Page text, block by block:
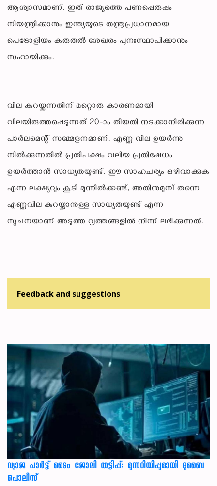
ആശ്വാസമാണ്. ഇത് രാജ്യത്തെ പണപ്പെരുപ്പം
നിയന്ത്രിക്കാനും ഇന്ത്യയുടെ തന്ത്രപ്രധാനമായ
പെട്രോളിയം കരുതല്‍ ശേഖരം പുനഃസ്ഥാപിക്കാനും
സഹായിക്കും.
വില കുറയ്ക്കുന്നതിന് മറ്റൊരു കാരണമായി
വിലയിരുത്തപ്പെടുന്നത് 20-ാം തീയതി നടക്കാനിരിക്കുന്ന
പാര്‍ലമെന്റ് സമ്മേളനമാണ്. എണ്ണ വില ഉയര്‍ന്നു
നില്‍ക്കുന്നതില്‍ പ്രതിപക്ഷം വലിയ പ്രതിഷേധം
ഉയര്‍ത്താന്‍ സാധ്യതയുണ്ട്. ഈ സാഹചര്യം ഒഴിവാക്കുക
എന്ന ലക്ഷ്യവും കൂടി മുന്നില്‍ക്കണ്ട്, അതിനുമുമ്പ് തന്നെ
എണ്ണവില കുറയ്ക്കാനുള്ള സാധ്യതയുണ്ട് എന്ന
സൂചനയാണ് അടുത്ത വൃത്തങ്ങളില്‍ നിന്ന് ലഭിക്കുന്നത്.
Feedback and suggestions
വ്യാജ പാർട്ട് ടൈം ജോലി തട്ടിപ്പ്: മുന്നറിയിപ്പുമായി ദുബൈ
പൊലീസ്